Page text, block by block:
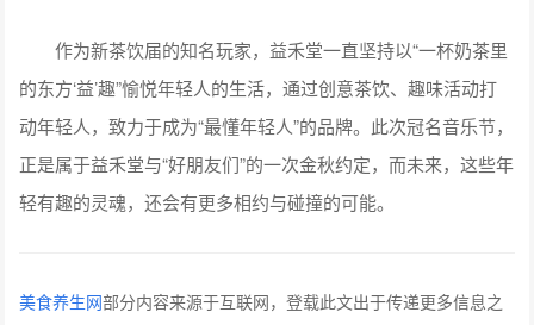
作为新茶饮届的知名玩家，益禾堂一直坚持以“一杯奶茶里
的东方‘益’趣”愉悦年轻人的生活，通过创意茶饮、趣味活动打
动年轻人，致力于成为“最懂年轻人”的品牌。此次冠名音乐节，
正是属于益禾堂与“好朋友们”的一次金秋约定，而未来，这些年
轻有趣的灵魂，还会有更多相约与碰撞的可能。
美食养生网部分内容来源于互联网，登载此文出于传递更多信息之